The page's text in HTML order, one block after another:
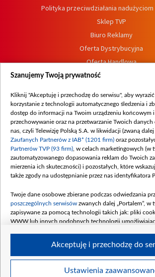
Polityka przeciwdziałania
Sklep TVP
Biuro Reklamy
Oferta Dystrybucyjna
Oferta Handlowa
Dostępność
Procedura zgłoszeń
Szanujemy Twoją prywatność
Kliknij "Akceptuję i przechodzę do serwisu", aby
korzystanie z technologii automatycznego śledzenia i
dostęp do informacji na Twoim urządzeniu końcowym
przechowywanie oraz na przetwarzanie Twoich danych
nas, czyli Telewizję Polską S.A. w likwidacji (zwaną dalej
Zaufanych Partnerów z IAB* (1201 firm) oraz
Partnerów TVP (93 firm) , w celach marketingowych (w
zautomatyzowanego dopasowania reklam do Twoich
mierzenia ich skuteczności) i pozostałych, które
także zgody na udostępnianie przez nas identyfikatora
Twoje dane osobowe zbierane podczas odwiedzania
poszczególnych serwisów zwanych dalej „Portalem”, w
zapisywane za pomocą technologii takich jak: pliki
WWW lub innych podobnych technologii
Twoje dane osobowe zbierane podczas odwiedzania
Ustawienia
Akceptuję i przechodzę do